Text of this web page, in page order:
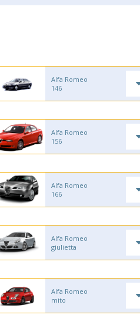
Alfa Romeo
146
Alfa Romeo
156
Alfa Romeo
166
Alfa Romeo
giulietta
Alfa Romeo
mito